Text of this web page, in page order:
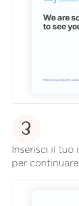
3
Inserisci il
per